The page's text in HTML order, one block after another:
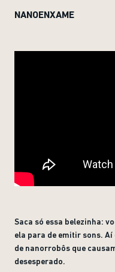
NANOENXAME
Saca só essa belezinha:
ela para de emitir sons.
de nanorrobôs que
desesperado.